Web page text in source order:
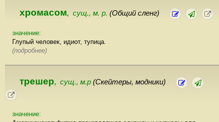
хромасом, сущ., м. р. (Общий сленг)
значение:
Глупый человек, идиот, тупица.
(подробнее)
трешер, сущ., м.р (Скейтеры, модники)
значение: